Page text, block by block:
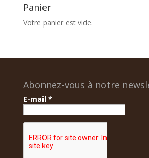
Panier
Votre panier est vide.
Abonnez-vous à notre
E-mail *